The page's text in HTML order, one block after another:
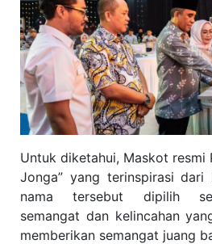
Untuk diketahui, Maskot resmi
Jonga” yang terinspirasi dari
nama tersebut dipilih
semangat dan kelincahan
memberikan semangat juang